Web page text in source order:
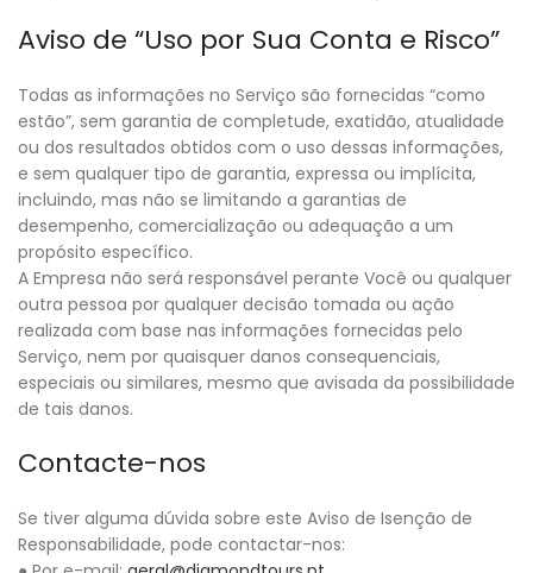
Aviso de “Uso por Sua Conta e Risco”
Todas as informações no Serviço são fornecidas “como
estão”, sem garantia de completude, exatidão, atualidade
ou dos resultados obtidos com o uso dessas informações,
e sem qualquer tipo de garantia, expressa ou implícita,
incluindo, mas não se limitando a garantias de
desempenho, comercialização ou adequação a um
propósito específico.
A Empresa não será responsável perante Você ou qualquer
outra pessoa por qualquer decisão tomada ou ação
realizada com base nas informações fornecidas pelo
Serviço, nem por quaisquer danos consequenciais,
especiais ou similares, mesmo que avisada da possibilidade
de tais danos.
Contacte-nos
Se tiver alguma dúvida sobre este Aviso de Isenção de
Responsabilidade, pode contactar-nos: